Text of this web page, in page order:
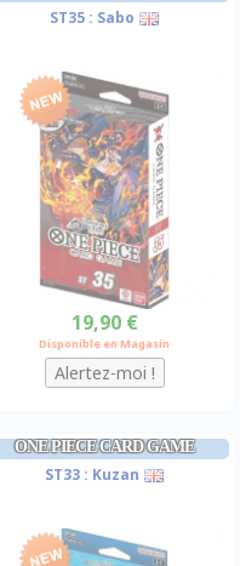
ST35 : Sabo
19,90 €
Disponible en Magasin
ONE PIECE CARD GAME
ST33 : Kuzan